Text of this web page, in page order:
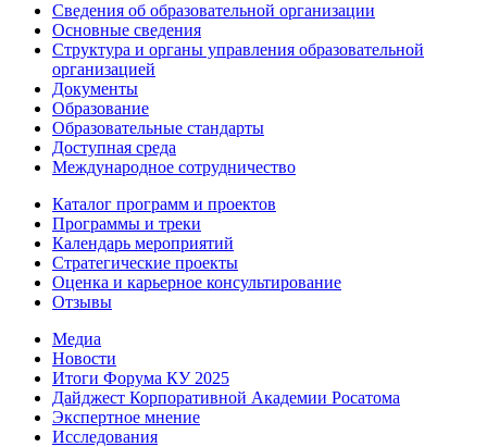
Сведения об образовательной организации
Основные сведения
Структура и органы управления образовательной
организацией
Документы
Образование
Образовательные стандарты
Доступная среда
Международное сотрудничество
Каталог программ и проектов
Программы и треки
Календарь мероприятий
Стратегические проекты
Оценка и карьерное консультирование
Отзывы
Медиа
Новости
Итоги Форума КУ 2025
Дайджест Корпоративной Академии Росатома
Экспертное мнение
Исследования